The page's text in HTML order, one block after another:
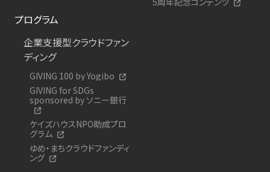
プログラム
企業支援型クラウドファン
ディング
GIVING 100 by Yogibo
GIVING for SDGs
sponsored by ソニー銀行
ケイズハウスNPO助成プロ
グラム
ゆめ・まちクラウドファンディ
ング